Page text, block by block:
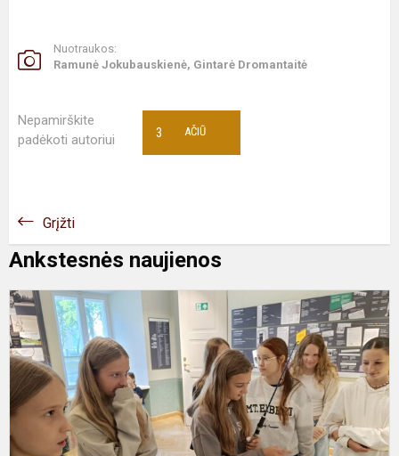
Nuotraukos:
Ramunė Jokubauskienė, Gintarė Dromantaitė
Nepamirškite
padėkoti autoriui
AČIŪ
3
Grįžti
Ankstesnės naujienos